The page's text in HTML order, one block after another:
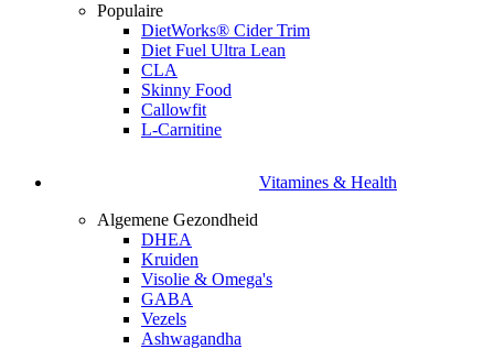
Populaire
DietWorks® Cider Trim
Diet Fuel Ultra Lean
CLA
Skinny Food
Callowfit
L-Carnitine
Vitamines & Health
Algemene Gezondheid
DHEA
Kruiden
Visolie & Omega's
GABA
Vezels
Ashwagandha